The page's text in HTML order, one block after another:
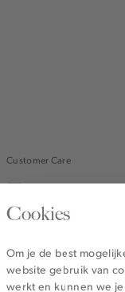
Customer Care
020 - 3412 670
Van maandag t/m vrijdag
Cookies
Om je de best
website gebruik van
werkt en kunnen we